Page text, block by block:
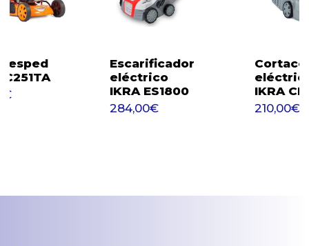
Escarificador
eléctrico
IKRA ES1800
284,00€
284,00€
IKRA
210,00€
€
€